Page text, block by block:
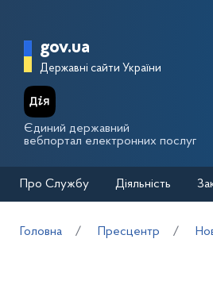
Головна
gov.ua
Державні сайти України
Єдиний державний
вебпортал електронних послуг
Про Службу Діяльність
Головна Пресцентр